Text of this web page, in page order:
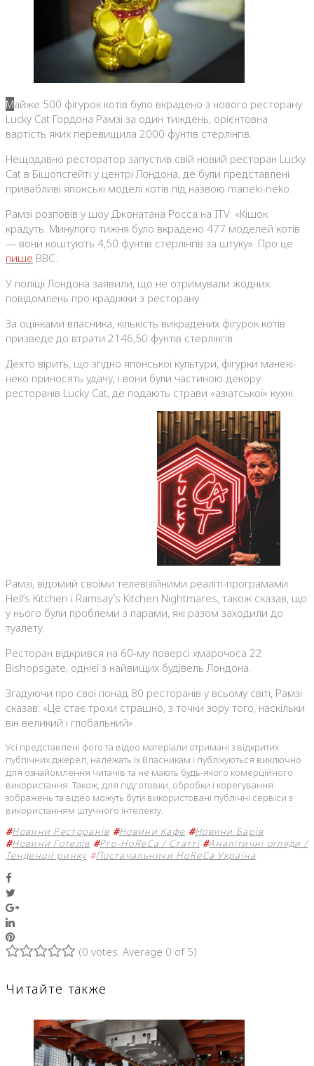
Майже 500 фігурок котів було вкрадено з нового ресторану
Lucky Cat Гордона Рамзі за один тиждень, орієнтовна
вартість яких перевищила 2000 фунтів стерлінгів.
Нещодавно ресторатор запустив свій новий ресторан Lucky
Cat в Бішопсгейті у центрі Лондона, де були представлені
привабливі японські моделі котів під назвою maneki-neko.
Рамзі розповів у шоу Джонатана Росса на ITV: «Кішок
крадуть. Минулого тижня було вкрадено 477 моделей котів
— вони коштують 4,50 фунтів стерлінгів за штуку». Про це
пише ВВС.
У поліції Лондона заявили, що не отримували жодних
повідомлень про крадіжки з ресторану.
За оцінками власника, кількість викрадених фігурок котів
призведе до втрати 2146,50 фунтів стерлінгів.
Дехто вірить, що згідно японської культури, фігурки манекі-
неко приносять удачу, і вони були частиною декору
ресторанів Lucky Cat, де подають страви «азіатської» кухні.
Рамзі, відомий своїми телевізійними реаліті-програмами
Hell’s Kitchen і Ramsay’s Kitchen Nightmares, також сказав, що
у нього були проблеми з парами, які разом заходили до
туалету.
Ресторан відкрився на 60-му поверсі хмарочоса 22
Bishopsgate, однієї з найвищих будівель Лондона.
Згадуючи про свої понад 80 ресторанів у всьому світі, Рамзі
сказав: «Це стає трохи страшно, з точки зору того, наскільки
він великий і глобальний».
Усі представлені фото та відео матеріали отримані з відкритих
публічних джерел, належать їх Власникам і публікуються виключно
для ознайомлення читачів та не мають будь-якого комерційного
використання. Також, для підготовки, обробки і корегування
зображень та відео можуть бути використовані публічні сервіси з
використанням штучного інтелекту.
#Новини Ресторанів #Новини Кафе #Новини Барів
#Новини Готелів #Pro-HoReCa / Статті #Аналітичні огляди /
Тенденції ринку #Постачальники HoReCa Україна
Google+
LinkedIn
Pinterest
(0 votes. Average 0 of 5)
Читайте также